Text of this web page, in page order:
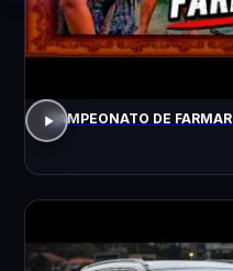
CAMPEONATO DE